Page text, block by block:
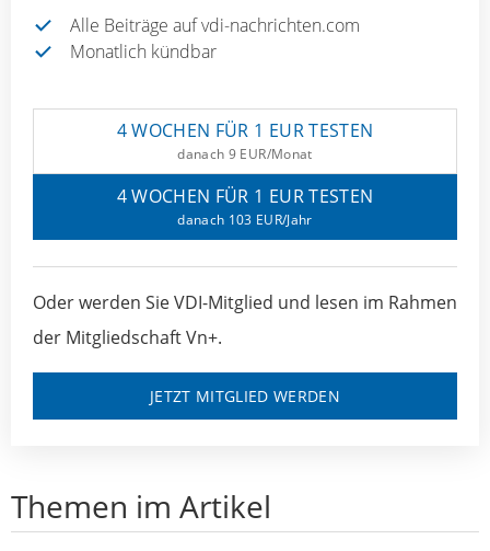
Alle Beiträge auf vdi-nachrichten.com
Monatlich kündbar
4 WOCHEN FÜR 1 EUR TESTEN
danach 9 EUR/Monat
4 WOCHEN FÜR 1 EUR TESTEN
danach 103 EUR/Jahr
Oder werden Sie VDI-Mitglied und lesen im Rahmen
der Mitgliedschaft Vn+.
JETZT MITGLIED WERDEN
Themen im Artikel